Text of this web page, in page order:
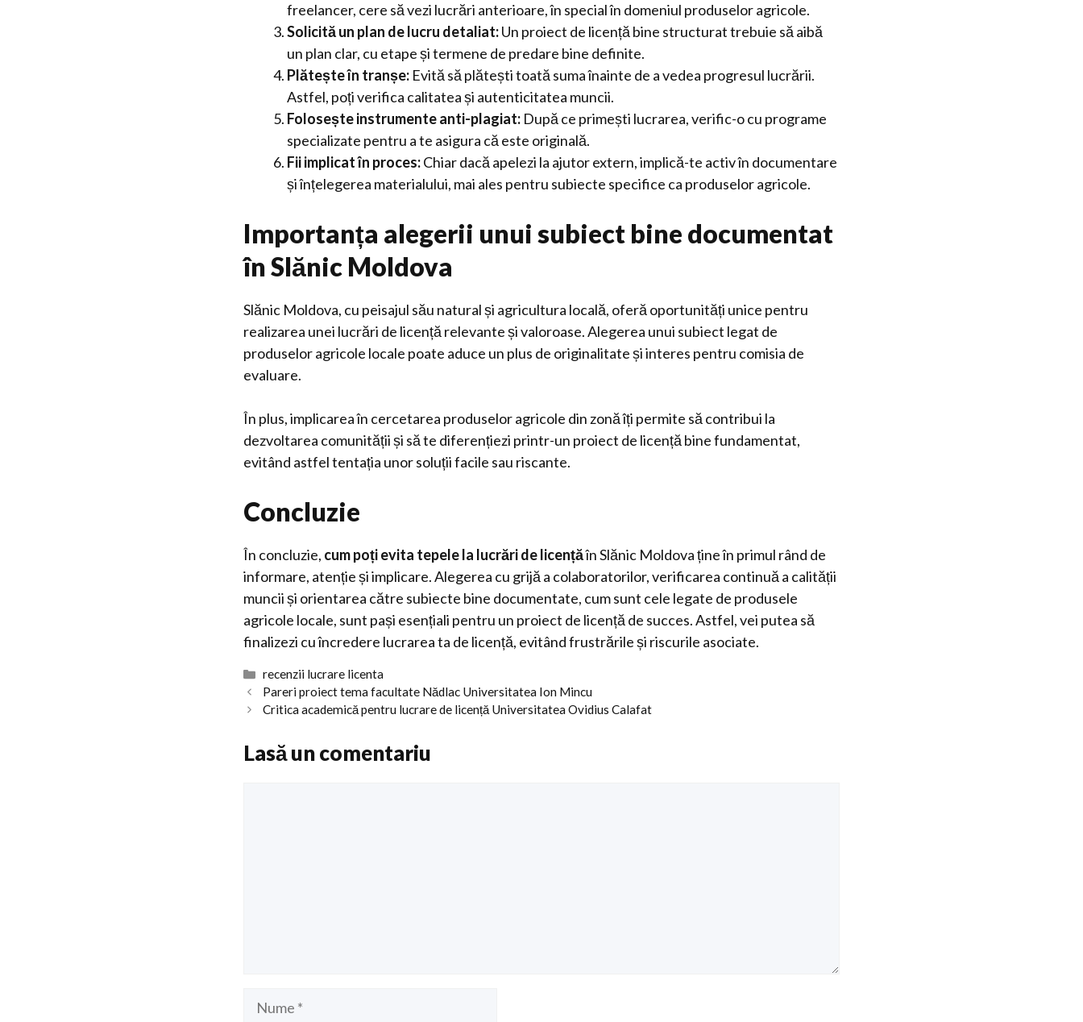
freelancer, cere să vezi lucrări anterioare, în special în domeniul produselor agricole.
Solicită un plan de lucru detaliat:Un proiect de licență bine structurat trebuie să aibă
un plan clar, cu etape și termene de predare bine definite.
Plătește în tranșe: Evită să plătești toată suma înainte de a vedea progresul lucrării.
Astfel, poți verifica calitatea și autenticitatea muncii.
Folosește instrumente anti-plagiat: După ce primești lucrarea, verific-o cu programe
specializate pentru a te asigura că este originală.
Fii implicat în proces:Chiar dacă apelezi la ajutor extern, implică-te activ în documentare
și înțelegerea materialului, mai ales pentru subiecte specifice ca produselor agricole.
Importanța alegerii unui subiect bine documentat
în Slănic Moldova
Slănic Moldova, cu peisajul său natural și agricultura locală, oferă oportunități unice pentru
realizarea unei lucrări de licență relevante și valoroase. Alegerea unui subiect legat de
produselor agricole locale poate aduce un plus de originalitate și interes pentru comisia de
evaluare.
În plus, implicarea în cercetarea produselor agricole din zonă îți permite să contribui la
dezvoltarea comunității și să te diferențiezi printr-un proiect de licență bine fundamentat,
evitând astfel tentația unor soluții facile sau riscante.
Concluzie
În concluzie, cum poți evita tepele la lucrări de licențăîn Slănic Moldova ține în primul rând de
informare, atenție și implicare. Alegerea cu grijă a colaboratorilor, verificarea continuă a calității
muncii și orientarea către subiecte bine documentate, cum sunt cele legate de produsele
agricole locale, sunt pași esențiali pentru un proiect de licență de succes. Astfel, vei putea să
finalizezi cu încredere lucrarea ta de licență, evitând frustrările și riscurile asociate.
Categorii
recenzii lucrare licenta
Pareri proiect tema facultate Nădlac Universitatea Ion Mincu
Critica academică pentru lucrare de licență Universitatea Ovidius Calafat
Lasă un comentariu